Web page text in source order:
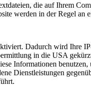
die auf Ihrem
werden in der Regel
Dadurch wird Ihre
in die USA
Informationen
Dienstleistungen